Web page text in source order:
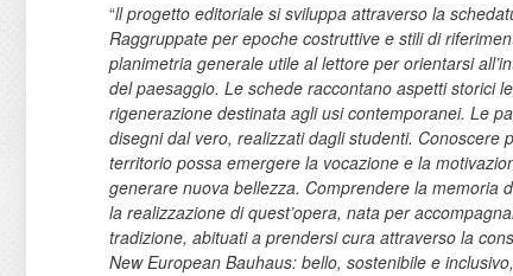
“ll progetto editoriale si sviluppa attraverso la
Raggruppate per epoche costruttive e stili di
planimetria generale utile al lettore per orientarsi
del paesaggio. Le schede raccontano aspetti storici
rigenerazione destinata agli usi contemporanei. Le
disegni dal vero, realizzati dagli studenti.
territorio possa emergere la vocazione e la
generare nuova bellezza. Comprendere la memoria
la realizzazione di quest’opera, nata per
tradizione, abituati a prendersi cura attraverso la
New European Bauhaus: bello, sostenibile e